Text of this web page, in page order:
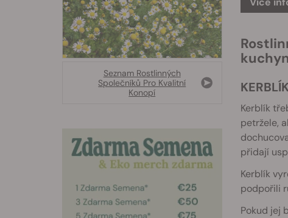
Kerblík
petržele,
přidají
Kerblík
podpořili
Pokud jej
Seznam Rostlinných
Společníků Pro Kvalitní
Konopí